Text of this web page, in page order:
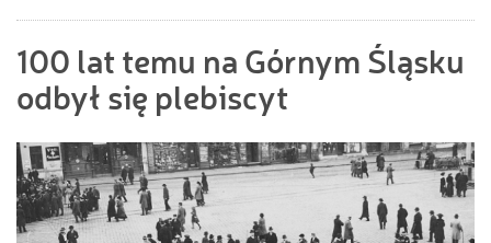
100 lat temu na Górnym Śląsku
odbył się plebiscyt